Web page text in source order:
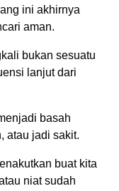
ini akhirnya
aman.
bukan sesuatu
lanjut dari
basah
atau jadi sakit.
buat kita
niat sudah